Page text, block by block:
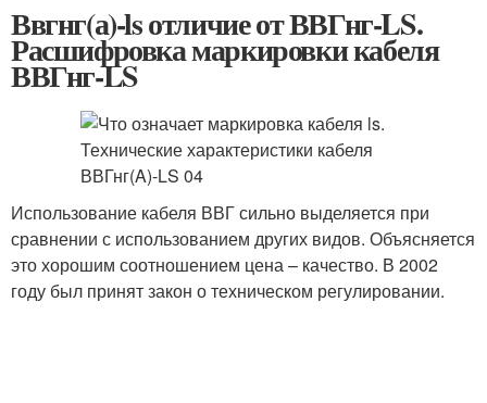
Ввгнг(а)-ls отличие от ВВГнг-LS.
Расшифровка маркировки кабеля
ВВГнг-LS
Использование кабеля ВВГ сильно выделяется при
сравнении с использованием других видов. Объясняется
это хорошим соотношением цена – качество. В 2002
году был принят закон о техническом регулировании.